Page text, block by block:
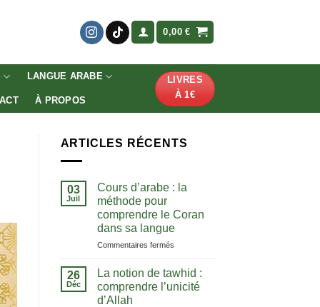
0,00€
LANGUE ARABE
À PROPOS
LIVRES
À 1€
ARTICLES RÉCENTS
03
Juil
Cours d’arabe : la
méthode pour
comprendre le Coran
dans sa langue
Commentaires ferméssur
d’arabe
la
26
Déc
La notion de tawhid :
comprendre l’unicité
d’Allah